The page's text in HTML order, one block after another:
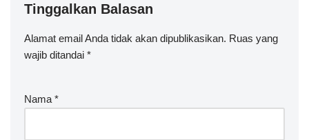
Tinggalkan Balasan
Alamat email Anda tidak akan dipublikasikan. Ruas yang
wajib ditandai *
Nama *